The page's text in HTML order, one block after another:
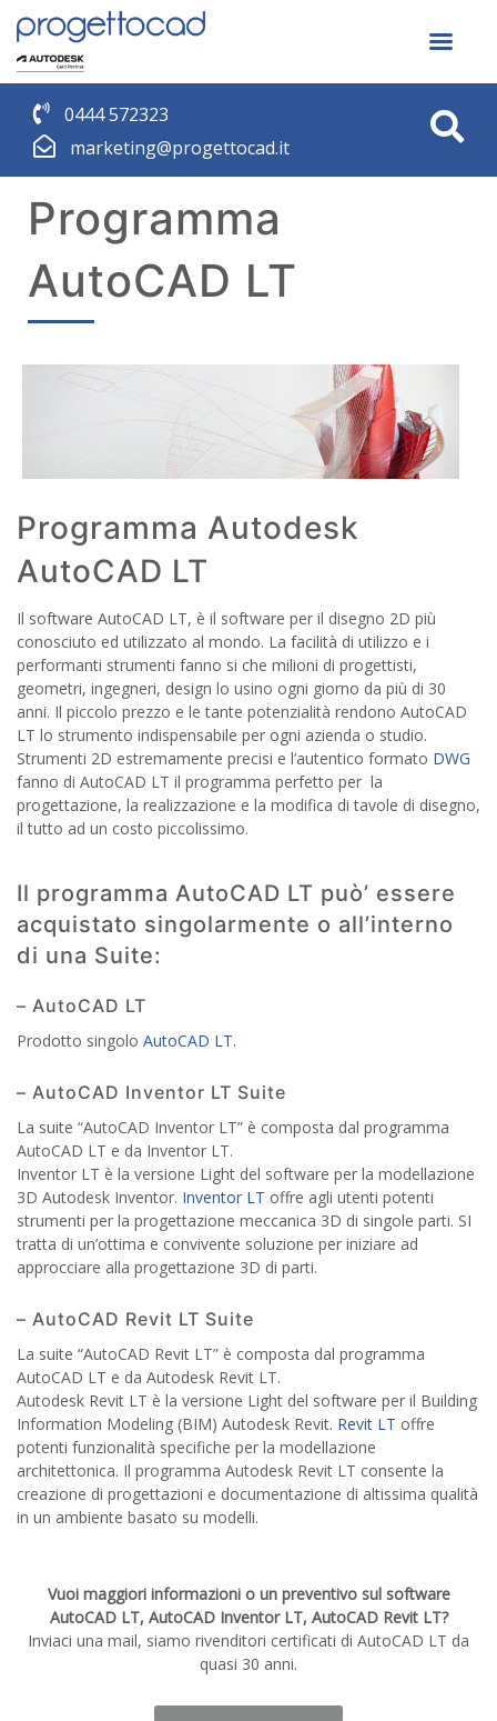
0444 572323
marketing@progettocad.it
Programma
AutoCAD LT
Programma Autodesk
AutoCAD LT
Il software AutoCAD LT, è il software per il disegno 2D più
conosciuto ed utilizzato al mondo. La facilità di utilizzo e i
performanti strumenti fanno si che milioni di progettisti,
geometri, ingegneri, design lo usino ogni giorno da più di 30
anni. Il piccolo prezzo e le tante potenzialità rendono AutoCAD
LT lo strumento indispensabile per ogni azienda o studio.
Strumenti 2D estremamente precisi e l’autentico formato DWG
fanno di AutoCAD LT il programma perfetto per la
progettazione, la realizzazione e la modifica di tavole di disegno,
il tutto ad un costo piccolissimo.
Il programma AutoCAD LT può’ essere
acquistato singolarmente o all’interno
di una Suite:
– AutoCAD LT
Prodotto singolo AutoCAD LT.
– AutoCAD Inventor LT Suite
La suite “AutoCAD Inventor LT” è composta dal programma
AutoCAD LT e da Inventor LT.
Inventor LT è la versione Light del software per la modellazione
3D Autodesk Inventor. Inventor LT offre agli utenti potenti
strumenti per la progettazione meccanica 3D di singole parti. SI
tratta di un’ottima e convivente soluzione per iniziare ad
approcciare alla progettazione 3D di parti.
– AutoCAD Revit LT Suite
La suite “AutoCAD Revit LT” è composta dal programma
AutoCAD LT e da Autodesk Revit LT.
Autodesk Revit LT è la versione Light del software per il Building
Information Modeling (BIM) Autodesk Revit. Revit LT offre
potenti funzionalità specifiche per la modellazione
architettonica. Il programma Autodesk Revit LT consente la
creazione di progettazioni e documentazione di altissima qualità
in un ambiente basato su modelli.
Vuoi maggiori informazioni o un preventivo sul software
AutoCAD LT, AutoCAD Inventor LT, AutoCAD Revit LT?
Inviaci una mail, siamo rivenditori certificati di AutoCAD LT da
quasi 30 anni.